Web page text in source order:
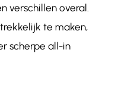
verschillen overal.
te maken,
scherpe all-in